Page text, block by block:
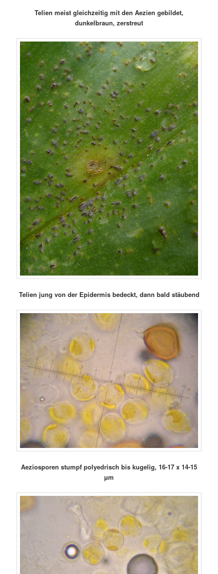
Telien meist gleichzeitig mit den Aezien gebildet,
dunkelbraun, zerstreut
Telien jung von der Epidermis bedeckt, dann bald stäubend
Aeziosporen stumpf polyedrisch bis kugelig, 16-17 x 14-15
µm